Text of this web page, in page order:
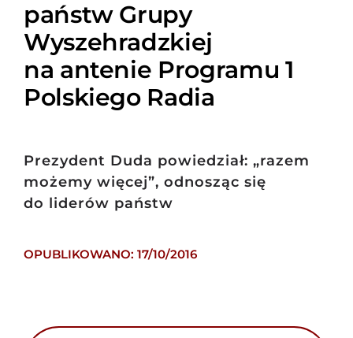
państw Grupy
Wyszehradzkiej
na antenie Programu 1
Polskiego Radia
Prezydent Duda powiedział: „razem
możemy więcej”, odnosząc się
do liderów państw
OPUBLIKOWANO: 17/10/2016